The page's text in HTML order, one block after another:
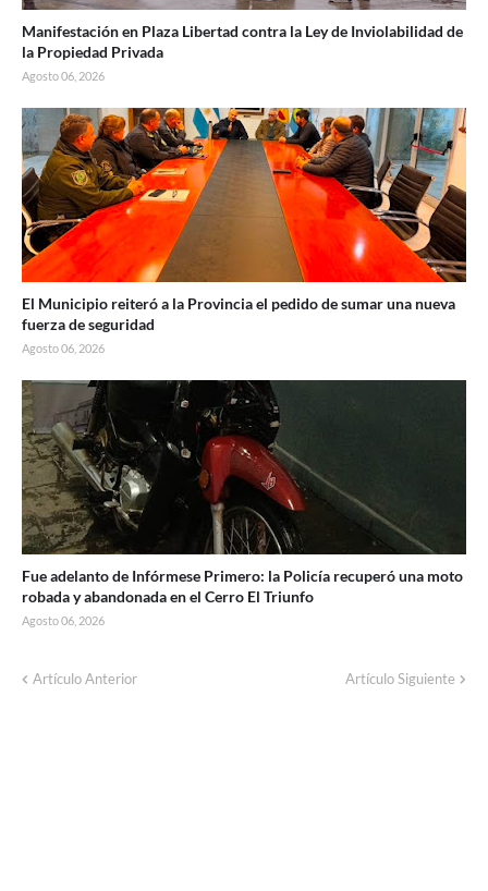
Manifestación en Plaza Libertad contra la Ley de Inviolabilidad de
la Propiedad Privada
Agosto 06, 2026
El Municipio reiteró a la Provincia el pedido de sumar una nueva
fuerza de seguridad
Agosto 06, 2026
Fue adelanto de Infórmese Primero: la Policía recuperó una moto
robada y abandonada en el Cerro El Triunfo
Agosto 06, 2026
Artículo Anterior Artículo Siguiente